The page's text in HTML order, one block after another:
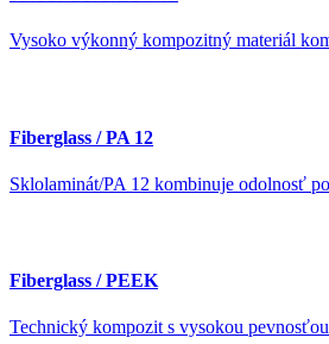
Vysoko výkonný kompozitný materiál
Fiberglass / PA 12
Sklolaminát/PA 12 kombinuje odolnosť
Fiberglass / PEEK
Technický kompozit s vysokou